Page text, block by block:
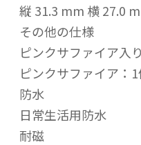
縦 31.3 mm 横 27.0
その他の仕様
ピンクサファイア入
ピンクサファイア：
防水
日常生活用防水
耐磁